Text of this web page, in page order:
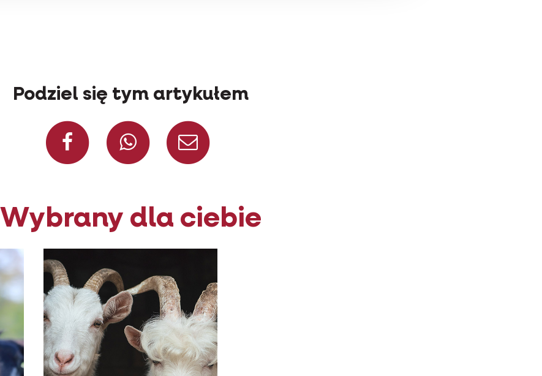
Podziel się tym artykułem
FacebookWhatsApp
Wybrany dla ciebie